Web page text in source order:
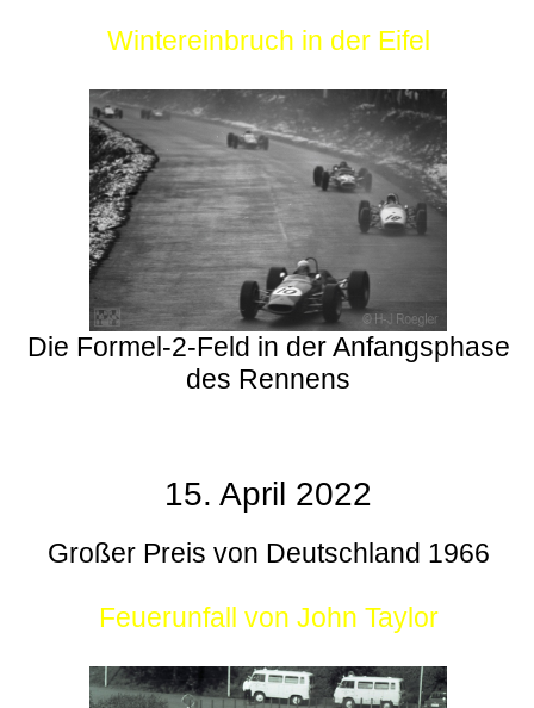
Wintereinbruch in der Eifel
Die Formel-2-Feld in der Anfangsphase
des Rennens
15. April 2022
Großer Preis von Deutschland 1966
Feuerunfall von John Taylor